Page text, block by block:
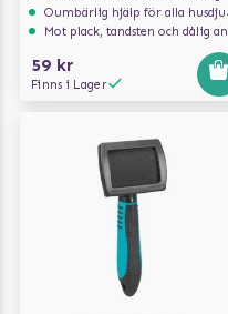
Oumbärlig hjälp för alla husdjursägare
Mot plack, tandsten och dålig andedräkt
59 kr
Finns i Lager